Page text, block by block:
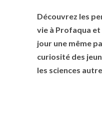
Découvrez les
vie à Profaqua
jour une même
curiosité des
les sciences